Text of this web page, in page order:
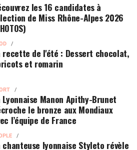
les 16 candidates à
de Miss Rhône-Alpes 2026
recette de l'été : Dessert chocolat,
et romarin
Lyonnaise Manon Apithy-Brunet
le bronze aux Mondiaux
l’équipe de France
chanteuse lyonnaise Styleto révèle